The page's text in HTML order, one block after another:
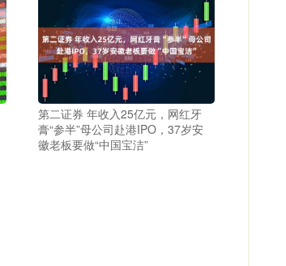
第二证券 年收入25亿元，网红牙
膏“参半”母公司赴港IPO，37岁安
徽老板要做“中国宝洁”